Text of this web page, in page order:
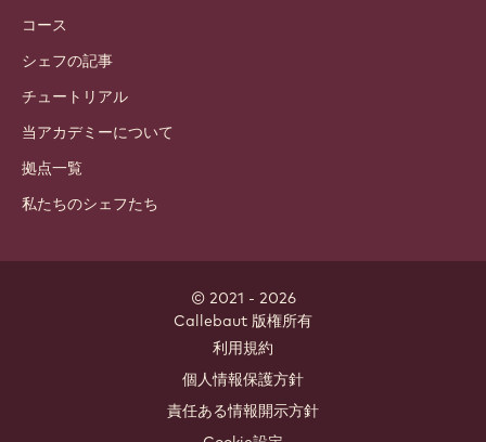
コース
シェフの記事
チュートリアル
当アカデミーについて
拠点一覧
私たちのシェフたち
© 2021 - 2026
Callebaut 版権所有
利用規約
個人情報保護方針
責任ある情報開示方針